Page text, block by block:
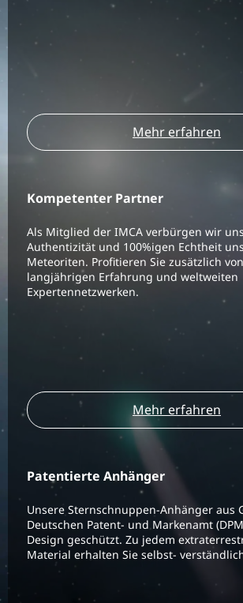
Mehr erfahren
Kompetenter Partner
Als Mitglied der IMCA verbürgen wir
Authentizität und 100%igen Echtheit
Meteoriten. Profitieren Sie zusätzlich
langjährigen Erfahrung und weltweiten
Expertennetzwerken.
Mehr erfahren
Patentierte Anhänger
Unsere Sternschnuppen-Anhänger aus
Deutschen Patent- und Markenamt
Design geschützt. Zu jedem
Material erhalten Sie selbst-